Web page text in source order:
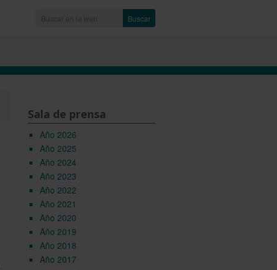
Buscar
Sala de prensa
Año 2026
Año 2025
Año 2024
Año 2023
Año 2022
Año 2021
Año 2020
Año 2019
Año 2018
Año 2017